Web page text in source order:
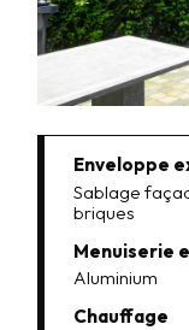
Enveloppe
Sablage
briques
Menuiserie
Aluminium
Chauffage